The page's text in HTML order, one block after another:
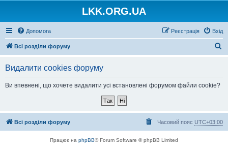
LKK.ORG.UA
Допомога Вхід
Реєстрація
Всі розділи форуму
Видалити cookies форуму
Ви впевнені, що хочете видалити усі встановлені форумом файли cookie?
Всі розділи форуму Часовий пояс UTC+03:00
Працює на phpBB® Forum Software © phpBB Limited